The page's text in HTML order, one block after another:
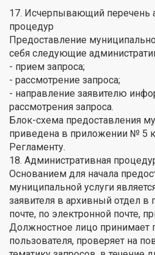
17. Исчерпывающий перечень
процедур
Предоставление
себя следующие
- прием запроса;
- рассмотрение запроса;
- направление заявителю
рассмотрения запроса.
Блок-схема предоставления
приведена в приложении № 5
Регламенту.
18. Административная
Основанием для начала
муниципальной услуги
заявителя в архивный отдел
почте, по электронной почте,
Должностное лицо принимает
пользователя, проверяет на